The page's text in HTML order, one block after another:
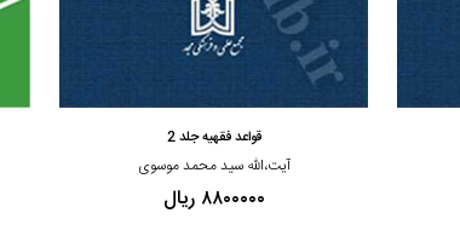
قواعد فقهیه جلد 2
آیت،الله سید محمد موسوی
۸۸۰۰۰۰۰ ریال